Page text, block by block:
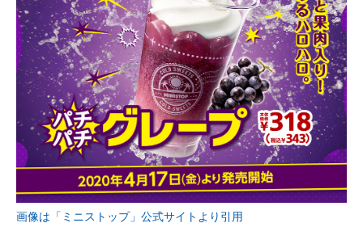
画像は「ミニストップ」公式サイトより引用